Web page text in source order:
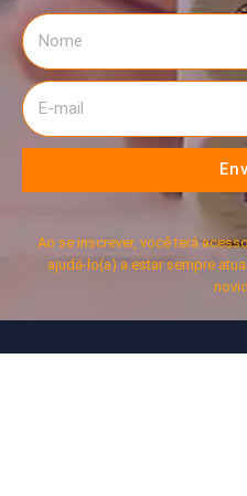
Ao se inscrever, você terá
ajudá-lo(a) a estar sempre